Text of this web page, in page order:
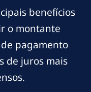
benefícios
o montante
pagamento
de juros mais